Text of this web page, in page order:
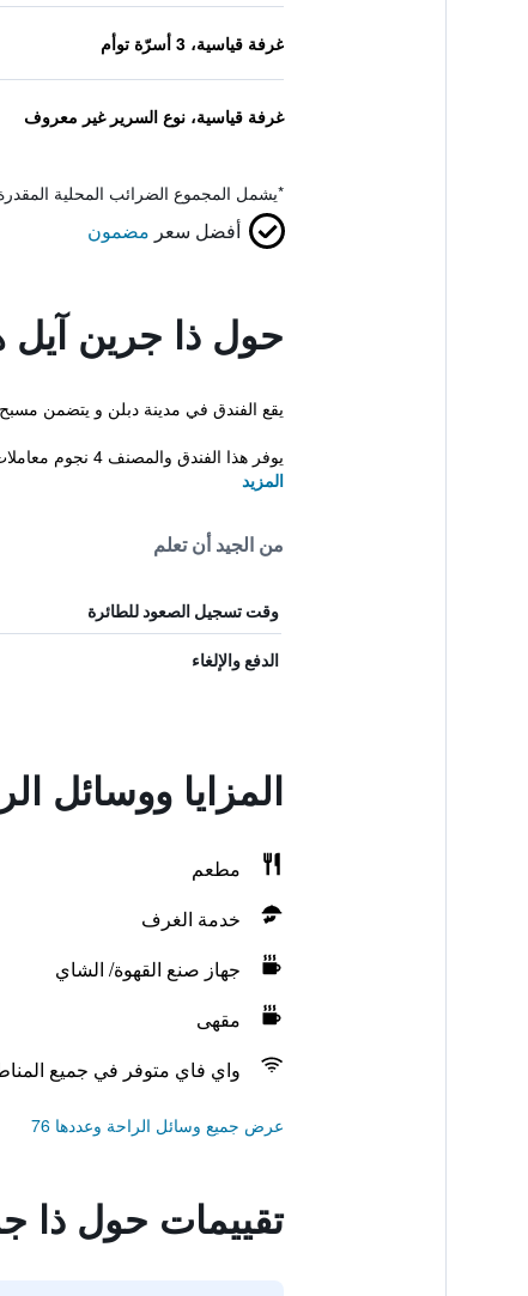
غرفة قياسية، 3 أسرّة توأم
غرفة قياسية، نوع السرير غير معروف
*يشمل المجموع الضرائب المحلية
أفضل سعر مضمون
حول ذا جرين آيل
يقع الفندق في مدينة دبلن و يتضمن
يوفر هذا الفندق والمصنف 4 نجوم معاملات فورية للحجز والمغادرة، حوض سباحة...
المزيد
من الجيد أن تعلم
وقت تسجيل الصعود للطائرة
الدفع والإلغاء
المزايا ووسائل
مطعم
خدمة الغرف
جهاز صنع القهوة/ الشاي
مقهى
واي فاي متوفر في جميع
عرض جميع وسائل الراحة وعددها 76
تقييمات حول ذا